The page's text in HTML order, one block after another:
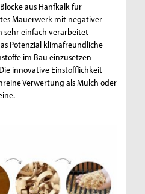
aus Hanfkalk für
Mauerwerk mit negativer
sehr einfach verarbeitet
Potenzial klimafreundliche
im Bau einzusetzen
innovative Einstofflichkeit
Verwertung als Mulch oder